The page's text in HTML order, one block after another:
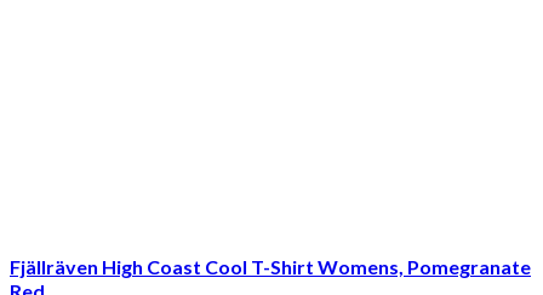
Fjällräven High Coast Cool T-Shirt Womens, Pomegranate
Red